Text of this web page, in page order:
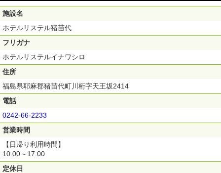
施設名
ホテルリステル猪苗代
フリガナ
ホテルリステルイナワシロ
住所
福島県耶麻郡猪苗代町川桁字天王坂2414
電話
0242-66-2233
営業時間
【日帰り利用時間】
10:00～17:00
定休日